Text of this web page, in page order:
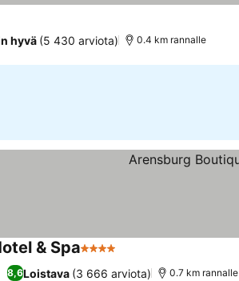
hyvä (5 430 arviota) 0.4 km rannalle
& Spa4 Tähtiluokitus
8,6Loistava (3 666 arviota) 0.7 km rannalle